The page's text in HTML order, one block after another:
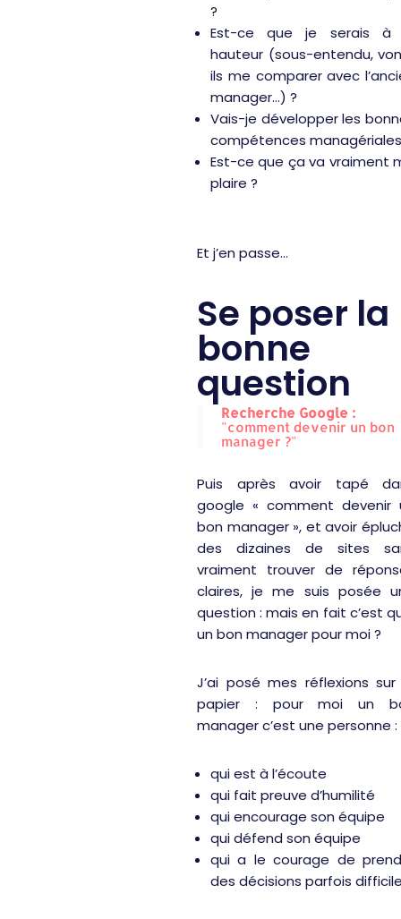
?
Est-ce que je serais à
hauteur (sous-entendu,
ils me comparer avec
manager…) ?
Vais-je développer les
compétences
Est-ce que ça va vraiment
plaire ?
Et j’en passe…
Se poser la
bonne
question
Recherche Google :
"comment devenir un bon
manager ?"
Puis après avoir tapé
google « comment devenir
bon manager », et avoir
des dizaines de sites
vraiment trouver de
claires, je me suis posée
question : mais en fait c’est
un bon manager pour moi ?
J’ai posé mes réflexions
papier : pour moi un
manager c’est une personne :
qui est à l’écoute
qui fait preuve d’humilité
qui encourage son équipe
qui défend son équipe
qui a le courage de
des décisions parfois